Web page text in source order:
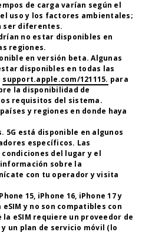
de carga varían según el
uso y los factores ambientales;
ser diferentes.
no estar disponibles en
regiones.
en versión beta. Algunas
disponibles en todas las
support.apple.com/121115. para
la disponibilidad de
requisitos del sistema.
y regiones en donde haya
5G está disponible en algunos
específicos. Las
del lugar y el
sobre la
con tu operador y visita
15, iPhone 16, iPhone 17 y
y no son compatibles con
eSIM requiere un proveedor de
un plan de servicio móvil (lo